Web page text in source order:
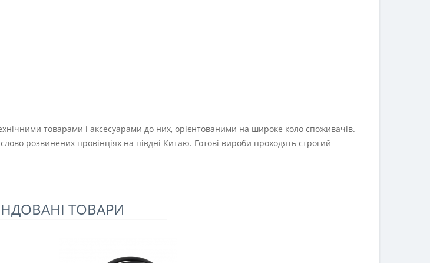
товарами і аксесуарами до них, орієнтованими на широке коло споживачів.
розвинених провінціях на півдні Китаю. Готові вироби проходять строгий
ТОВАРИ